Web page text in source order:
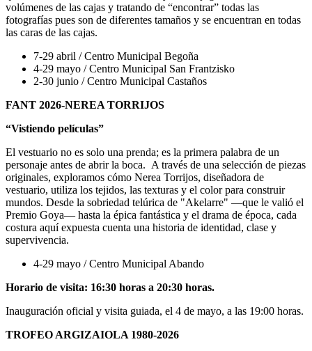
volúmenes de las cajas y tratando de “encontrar” todas las
fotografías pues son de diferentes tamaños y se encuentran en todas
las caras de las cajas.
7-29 abril / Centro Municipal Begoña
4-29 mayo / Centro Municipal San Frantzisko
2-30 junio / Centro Municipal Castaños
FANT 2026-NEREA TORRIJOS
“Vistiendo películas”
El vestuario no es solo una prenda; es la primera palabra de un
personaje antes de abrir la boca. A través de una selección de piezas
originales, exploramos cómo Nerea Torrijos, diseñadora de
vestuario, utiliza los tejidos, las texturas y el color para construir
mundos. Desde la sobriedad telúrica de "Akelarre" —que le valió el
Premio Goya— hasta la épica fantástica y el drama de época, cada
costura aquí expuesta cuenta una historia de identidad, clase y
supervivencia.
4-29 mayo / Centro Municipal Abando
Horario de visita: 16:30 horas a 20:30 horas.
Inauguración oficial y visita guiada, el 4 de mayo, a las 19:00 horas.
TROFEO ARGIZAIOLA 1980-2026